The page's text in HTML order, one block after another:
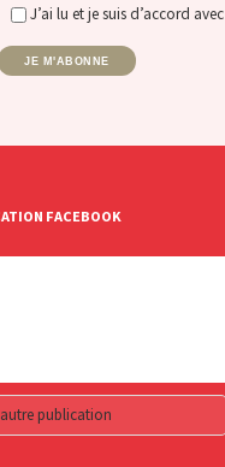
J’ai lu et je suis d’accord avec
JE M'ABONNE
FACEBOOK
publication